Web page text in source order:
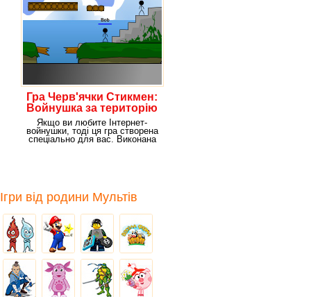
Гра Черв'ячки Стикмен:
Войнушка за територію
Якщо ви любите Інтернет-
войнушки, тоді ця гра створена
спеціально для вас. Виконана
Ігри від родини Мультів